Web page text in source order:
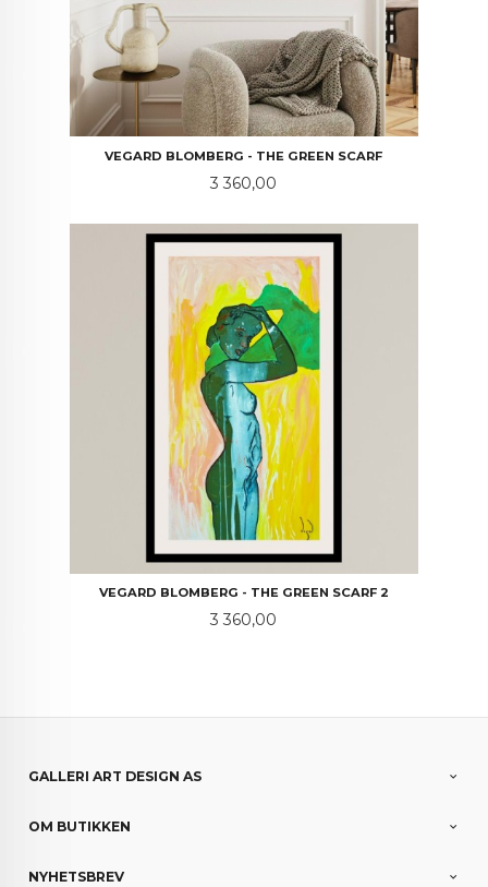
VEGARD BLOMBERG - THE GREEN SCARF
Pris
3 360,00
VEGARD BLOMBERG - THE GREEN SCARF 2
Pris
3 360,00
GALLERI ART DESIGN AS
OM BUTIKKEN
NYHETSBREV